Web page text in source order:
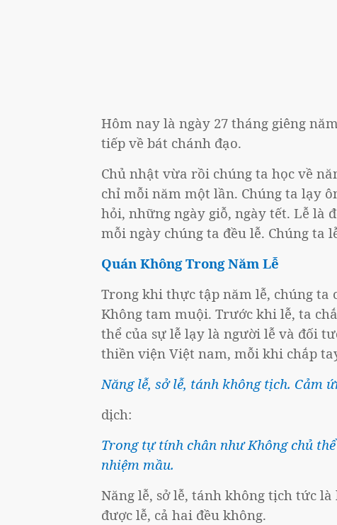
Hôm nay là ngày 27 tháng giêng
tiếp về bát chánh đạo.
Chủ nhật vừa rồi chúng ta học về
chỉ mỗi năm một lần. Chúng ta lạy
hỏi, những ngày giỗ, ngày tết. Lễ là
mỗi ngày chúng ta đều lễ. Chúng ta
Quán Không Trong Năm Lễ
Trong khi thực tập năm lễ, chúng ta
Không tam muội. Trước khi lễ, ta
thể của sự lễ lạy là người lễ và đối
thiền viện Việt nam, mỗi khi chắp
Năng lễ, sở lễ, tánh không tịch. Cảm
dịch:
Trong tự tính chân như Không chủ
nhiệm mầu.
Năng lễ, sở lễ, tánh không tịch tức
được lễ, cả hai đều không.